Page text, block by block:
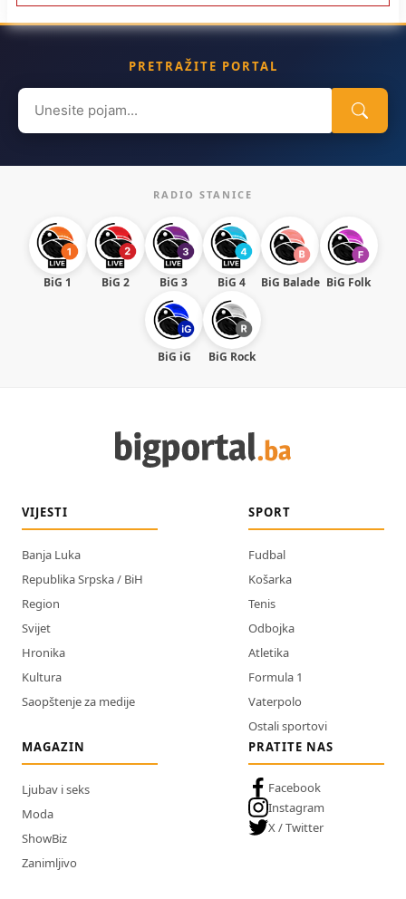
PRETRAŽITE PORTAL
Search
for:
RADIO STANICE
BiG 1 BiG 2 BiG 3 BiG 4 BiG Balade BiG Folk
BiG iG BiG Rock
VIJESTI
Banja Luka
Republika Srpska / BiH
Region
Svijet
Hronika
Kultura
Saopštenje za medije
SPORT
Fudbal
Košarka
Tenis
Odbojka
Atletika
Formula 1
Vaterpolo
Ostali sportovi
MAGAZIN
Ljubav i seks
Moda
ShowBiz
Zanimljivo
PRATITE NAS
Facebook
Instagram
X / Twitter